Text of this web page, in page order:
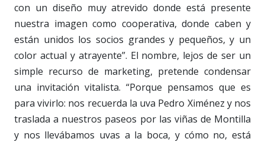
con un diseño muy atrevido donde está presente
nuestra imagen como cooperativa, donde caben y
están unidos los socios grandes y pequeños, y un
color actual y atrayente”. El nombre, lejos de ser un
simple recurso de marketing, pretende condensar
una invitación vitalista. “Porque pensamos que es
para vivirlo: nos recuerda la uva Pedro Ximénez y nos
traslada a nuestros paseos por las viñas de Montilla
y nos llevábamos uvas a la boca, y cómo no, está